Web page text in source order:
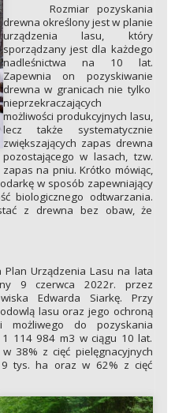
Rozmiar pozyskania
drewna określony jest w planie
urządzenia lasu, który
sporządzany jest dla każdego
nadleśnictwa na 10 lat.
Zapewnia on pozyskiwanie
drewna w granicach nie tylko
nieprzekraczających
możliwości produkcyjnych lasu,
lecz także systematycznie
zwiększających zapas drewna
pozostającego w lasach, tzw.
zapas na pniu. Krótko mówiąc,
w sposób zapewniający
biologicznego odtwarzania.
z drewna bez obaw, że
Urządzenia Lasu na lata
9 czerwca 2022r. przez
Edwarda Siarkę. Przy
lasu oraz jego ochroną
możliwego do pozyskania
114 984 m3 w ciągu 10 lat.
38% z cięć pielęgnacyjnych
tys. ha oraz w 62% z cięć